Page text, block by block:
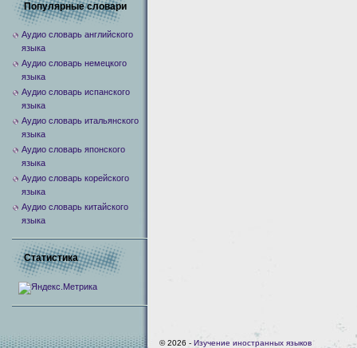
Популярные словари
Аудио словарь английского
языка
Аудио словарь немецкого
языка
Аудио словарь испанского
языка
Аудио словарь итальянского
языка
Аудио словарь японского
языка
Аудио словарь корейского
языка
Аудио словарь китайского
языка
Статистика
© 2026 - Изучение иностранных языков